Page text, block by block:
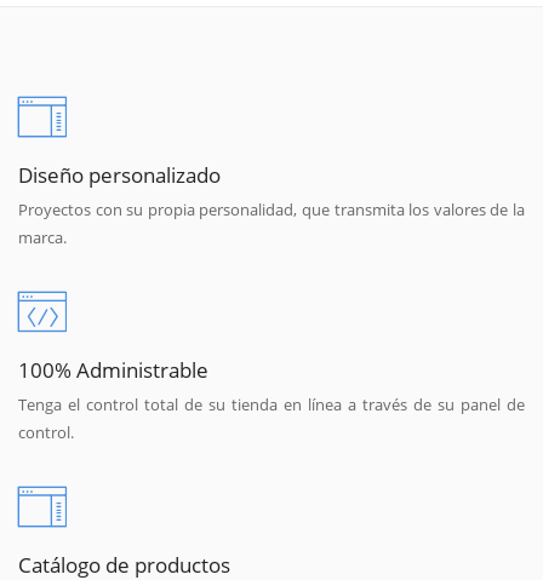
Diseño personalizado
Proyectos con su propia personalidad, que transmita los valores de la
marca.
100% Administrable
Tenga el control total de su tienda en línea a través de su panel de
control.
Catálogo de productos